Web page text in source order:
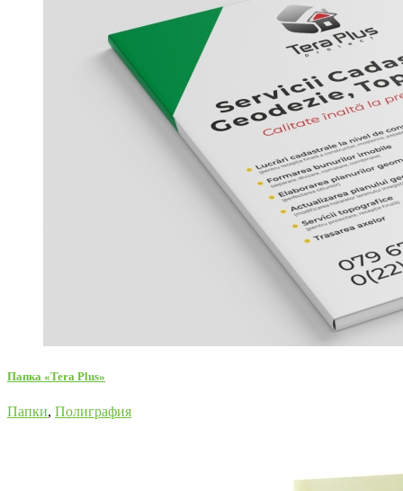
Папка «Tera Plus»
Папки, Полиграфия